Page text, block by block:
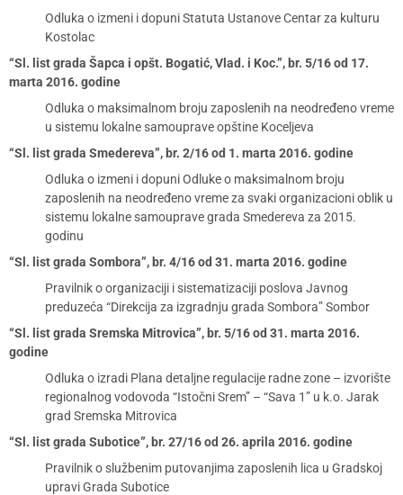
Odluka o izmeni i dopuni Statuta Ustanove Centar za kulturu
Kostolac
“Sl. list grada Šapca i opšt. Bogatić, Vlad. i Koc.”, br. 5/16 od 17.
marta 2016. godine
Odluka o maksimalnom broju zaposlenih na neodređeno vreme
u sistemu lokalne samouprave opštine Koceljeva
“Sl. list grada Smedereva”, br. 2/16 od 1. marta 2016. godine
Odluka o izmeni i dopuni Odluke o maksimalnom broju
zaposlenih na neodređeno vreme za svaki organizacioni oblik u
sistemu lokalne samouprave grada Smedereva za 2015.
godinu
“Sl. list grada Sombora”, br. 4/16 od 31. marta 2016. godine
Pravilnik o organizaciji i sistematizaciji poslova Javnog
preduzeća “Direkcija za izgradnju grada Sombora” Sombor
“Sl. list grada Sremska Mitrovica”, br. 5/16 od 31. marta 2016.
godine
Odluka o izradi Plana detaljne regulacije radne zone – izvorište
regionalnog vodovoda “Istočni Srem” – “Sava 1” u k.o. Jarak
grad Sremska Mitrovica
“Sl. list grada Subotice”, br. 27/16 od 26. aprila 2016. godine
Pravilnik o službenim putovanjima zaposlenih lica u Gradskoj
upravi Grada Subotice